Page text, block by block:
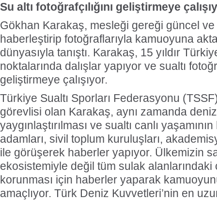
Su altı fotoğrafçılığını geliştirmeye
Gökhan Karakaş, mesleği gereği güncel ve
haberleştirip fotoğraflarıyla kamuoyuna
dünyasıyla tanıştı. Karakaş, 15 yıldır
noktalarında dalışlar yapıyor ve sualtı
geliştirmeye çalışıyor.
Türkiye Sualtı Sporları Federasyonu
görevlisi olan Karakaş, aynı zamanda
yaygınlaştırılması ve sualtı canlı
adamları, sivil toplum kuruluşları,
ile görüşerek haberler yapıyor. Ülkemizin
ekosistemiyle değil tüm sulak alanlarındaki
korunması için haberler yaparak
amaçlıyor. Türk Deniz Kuvvetleri’nin en